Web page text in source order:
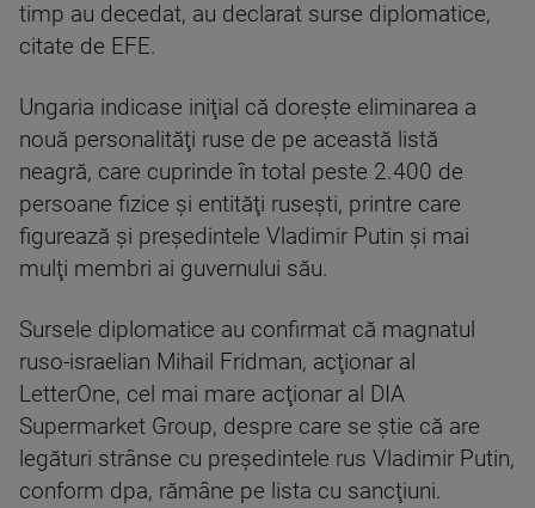
timp au decedat, au declarat surse diplomatice,
citate de EFE.
Ungaria indicase iniţial că doreşte eliminarea a
nouă personalităţi ruse de pe această listă
neagră, care cuprinde în total peste 2.400 de
persoane fizice şi entităţi ruseşti, printre care
figurează şi preşedintele Vladimir Putin şi mai
mulţi membri ai guvernului său.
Sursele diplomatice au confirmat că magnatul
ruso-israelian Mihail Fridman, acţionar al
LetterOne, cel mai mare acţionar al DIA
Supermarket Group, despre care se ştie că are
legături strânse cu preşedintele rus Vladimir Putin,
conform dpa, rămâne pe lista cu sancţiuni.